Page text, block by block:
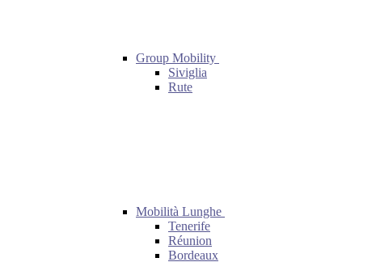
Group Mobility
Siviglia
Rute
Mobilità Lunghe
Tenerife
Réunion
Bordeaux